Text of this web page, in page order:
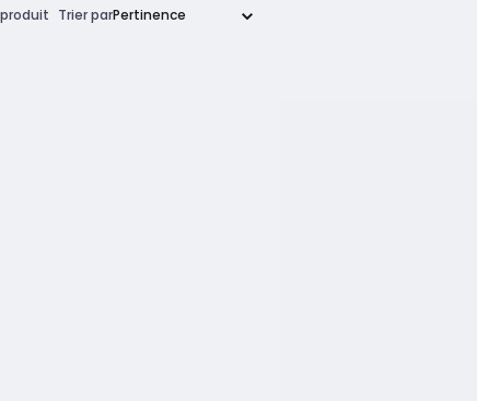
produit Trier par